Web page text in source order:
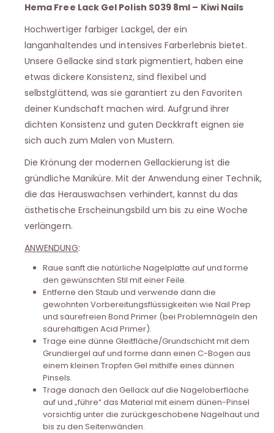
Hema Free Lack Gel Polish S039 8ml – Kiwi Nails
Hochwertiger farbiger Lackgel, der ein
langanhaltendes und intensives Farberlebnis bietet.
Unsere Gellacke sind stark pigmentiert, haben eine
etwas dickere Konsistenz, sind flexibel und
selbstglättend, was sie garantiert zu den Favoriten
deiner Kundschaft machen wird. Aufgrund ihrer
dichten Konsistenz und guten Deckkraft eignen sie
sich auch zum Malen von Mustern.
Die Krönung der modernen Gellackierung ist die
gründliche Maniküre. Mit der Anwendung einer Technik,
die das Herauswachsen verhindert, kannst du das
ästhetische Erscheinungsbild um bis zu eine Woche
verlängern.
ANWENDUNG:
Raue sanft die natürliche Nagelplatte auf und forme
den gewünschten Stil mit einer Feile.
Entferne den Staub und verwende dann die
gewohnten Vorbereitungsflüssigkeiten wie Nail Prep
und säurefreien Bond Primer (bei Problemnägeln den
säurehaltigen Acid Primer).
Trage eine dünne Gleitfläche/Grundschicht mit dem
Grundiergel auf und forme dann einen C-Bogen aus
einem kleinen Tropfen Gel mithilfe eines dünnen
Pinsels.
Trage danach den Gellack auf die Nageloberfläche
auf und „führe“ das Material mit einem dünen-Pinsel
vorsichtig unter die zurückgeschobene Nagelhaut und
bis zu den Seitenwänden.